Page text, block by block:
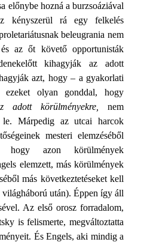
előnybe hozná a burzsoáziá­val
kényszerül rá egy felkelés
beleugrania nem
az őt követő opportunisták
kihagyják az adott
azt, hogy – a gyakorlati
ezeket olyan gonddal, hogy
adott körülményekre,nem
Már­pedig az utcai harcok
mesteri elemzéséből
hogy azon körülmények
elemzett, más körül­mények
más következtetéseket kell
után). Éppen így áll
Az első orosz forradalom,
is felismerte, megváltoztatta
És Engels, aki mindig a